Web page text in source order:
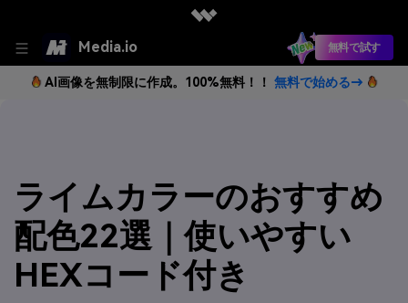
Media.io 無料で試す
AI画像を無制限に作成。100%無料！！ 無料で始める→
ライムカラーのおすすめ
配色22選｜使いやすい
HEXコード付き